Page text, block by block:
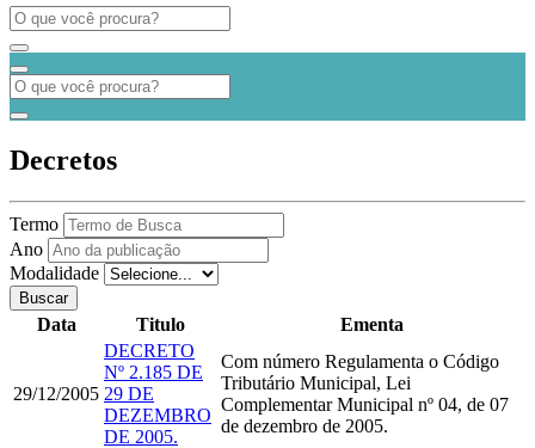
Decretos
Termo
Ano
Modalidade
Buscar
Data Titulo Ementa
29/12/2005
DECRETO
Nº 2.185 DE
29 DE
DEZEMBRO
DE 2005.
Com número Regulamenta o Código
Tributário Municipal, Lei
Complementar Municipal nº 04, de 07
de dezembro de 2005.